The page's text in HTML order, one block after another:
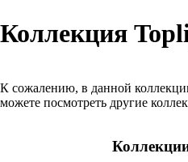
Коллекция
К сожалению, в данной
можете посмотреть другие